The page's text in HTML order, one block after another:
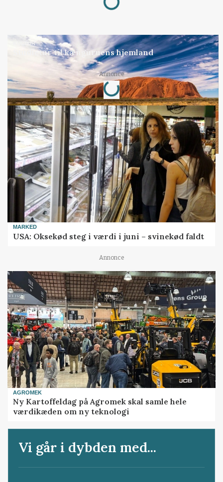
KULTUR
Studietur til kænguruens hjemland
Annonce
Loading...
MARKED
USA: Oksekød steg i værdi i juni – svinekød faldt
Annonce
AGROMEK
Ny Kartoffeldag på Agromek skal samle hele
værdikæden om ny teknologi
Vi går i dybden med...